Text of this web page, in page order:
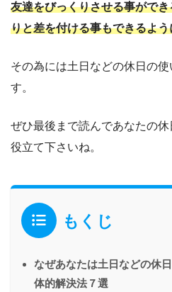
友達をびっくりさせる事がで
りと差を付ける事もできるよ
その為には土日などの休日の
す。
ぜひ最後まで読んであなたの
役立て下さいね。
もくじ
なぜあなたは土日などの休
体的解決法７選